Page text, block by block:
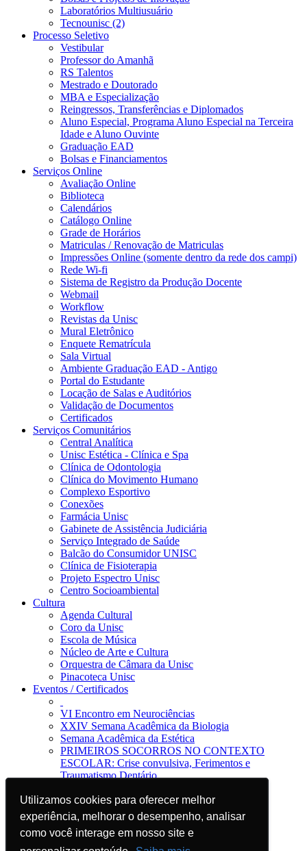
Utilizamos cookies para oferecer melhor
experiência, melhorar o desempenho, analisar
como você interage em nosso site e
Utilizamos cookies para oferecer melhor
experiência, melhorar o desempenho, analisar
como você interage em nosso site e
Laboratórios Multiusuário
Tecnounisc (2)
Processo Seletivo
Vestibular
Professor do Amanhã
RS Talentos
Mestrado e Doutorado
MBA e Especialização
Reingressos, Transferências e Diplomados
Aluno Especial, Programa Aluno Especial na Terceira
Idade e Aluno Ouvinte
Graduação EAD
Bolsas e Financiamentos
Serviços Online
Avaliação Online
Biblioteca
Calendários
Catálogo Online
Grade de Horários
Matriculas / Renovação de Matriculas
Impressões Online (somente dentro da rede dos campi)
Rede Wi-fi
Sistema de Registro da Produção Docente
Webmail
Workflow
Revistas da Unisc
Mural Eletrônico
Enquete Rematrícula
Sala Virtual
Ambiente Graduação EAD - Antigo
Portal do Estudante
Locação de Salas e Auditórios
Validação de Documentos
Certificados
Serviços Comunitários
Central Analítica
Unisc Estética - Clínica e Spa
Clínica de Odontologia
Clínica do Movimento Humano
Complexo Esportivo
Conexões
Farmácia Unisc
Gabinete de Assistência Judiciária
Serviço Integrado de Saúde
Balcão do Consumidor UNISC
Clínica de Fisioterapia
Projeto Espectro Unisc
Centro Socioambiental
Cultura
Agenda Cultural
Coro da Unisc
Escola de Música
Núcleo de Arte e Cultura
Orquestra de Câmara da Unisc
Pinacoteca Unisc
Eventos / Certificados
VI Encontro em Neurociências
XXIV Semana Acadêmica da Biologia
Semana Acadêmica da Estética
PRIMEIROS SOCORROS NO CONTEXTO
ESCOLAR: Crise convulsiva, Ferimentos e
Traumatismo Dentário
Jornal da Unisc
Notícias
Imprensa
Blog EAD